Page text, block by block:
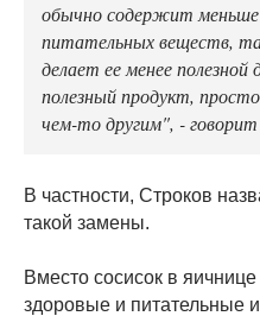
обычно содержит
питательных веществ,
делает ее менее
полезный продукт,
чем-то другим", -
В частности, Строков
такой замены.
Вместо сосисок в
здоровые и питательные